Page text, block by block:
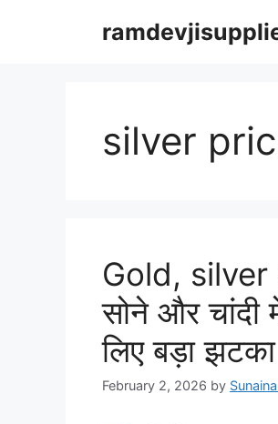
silver
Gold, silver
सोने और चांदी
लिए बड़ा झटका
February 2, 2026 by